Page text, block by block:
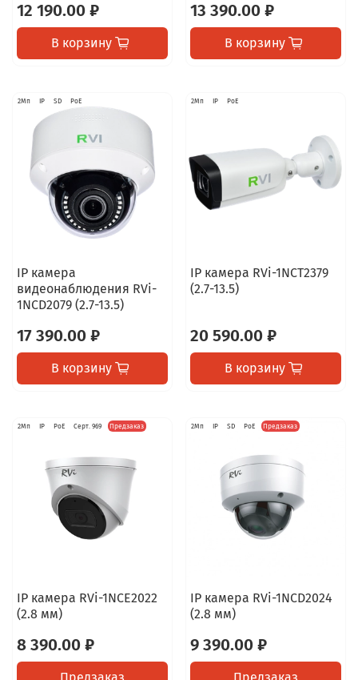
12 190.00 ₽
В корзину
13 390.00 ₽
В корзину
2Мп IP SD PoE
IP камера
видеонаблюдения RVi-
1NCD2079 (2.7-13.5)
17 390.00 ₽
В корзину
2Мп IP PoE
IP камера RVi-1NCT2379
(2.7-13.5)
20 590.00 ₽
В корзину
2Мп IP PoE Серт. 969 Предзаказ
IP камера RVi-1NCE2022
(2.8 мм)
8 390.00 ₽
2Мп IP SD PoE Предзаказ
IP камера RVi-1NCD2024
(2.8 мм)
9 390.00 ₽